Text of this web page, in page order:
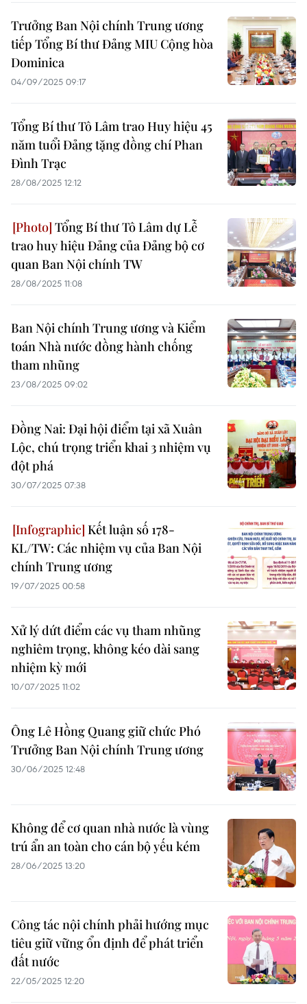
Trưởng Ban Nội chính Trung ương
tiếp Tổng Bí thư Đảng MIU Cộng hòa
Dominica
04/09/2025 09:17
Tổng Bí thư Tô Lâm trao Huy hiệu 45
năm tuổi Đảng tặng đồng chí Phan
Đình Trạc
28/08/2025 12:12
Tổng Bí thư Tô Lâm dự Lễ
trao huy hiệu Đảng của Đảng bộ cơ
quan Ban Nội chính TW
28/08/2025 11:08
Ban Nội chính Trung ương và Kiểm
toán Nhà nước đồng hành chống
tham nhũng
23/08/2025 09:02
Đồng Nai: Đại hội điểm tại xã Xuân
Lộc, chú trọng triển khai 3 nhiệm vụ
đột phá
30/07/2025 07:38
Kết luận số 178-
KL/TW: Các nhiệm vụ của Ban Nội
chính Trung ương
19/07/2025 00:58
Xử lý dứt điểm các vụ tham nhũng
nghiêm trọng, không kéo dài sang
nhiệm kỳ mới
10/07/2025 11:02
Ông Lê Hồng Quang giữ chức Phó
Trưởng Ban Nội chính Trung ương
30/06/2025 12:48
Không để cơ quan nhà nước là vùng
trú ẩn an toàn cho cán bộ yếu kém
28/06/2025 13:20
Công tác nội chính phải hướng mục
tiêu giữ vững ổn định để phát triển
đất nước
22/05/2025 12:20